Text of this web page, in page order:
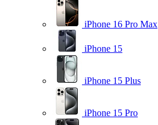
iPhone 16 Pro Max
iPhone 15
iPhone 15 Plus
iPhone 15 Pro